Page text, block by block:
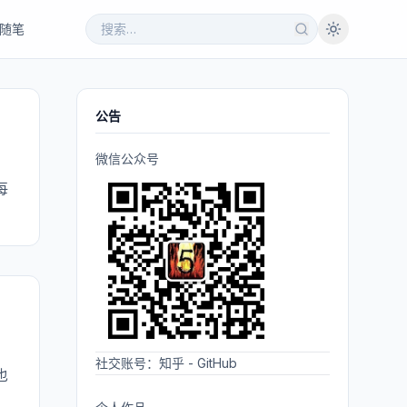
随笔
公告
微信公众号
社交账号： 知乎 - GitHub